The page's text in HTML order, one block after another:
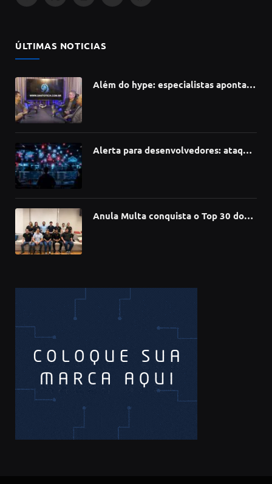
ÚLTIMAS NOTICIAS
Além do hype: especialistas apontam
Alerta para desenvolvedores: ataque
Anula Multa conquista o Top 30 do